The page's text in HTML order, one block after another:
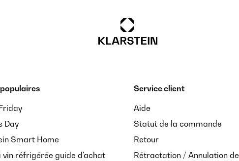
Day
Smart Home
vin réfrigérée guide d'achat
Service client
Aide
Statut de la commande
Retour
Rétractation / Annulation de